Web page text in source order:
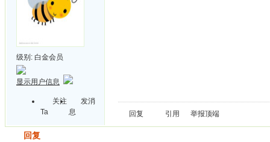
级别: 白金会员
显示用户信息
关注
Ta
发消
息
回复 引用 举报顶端
回复